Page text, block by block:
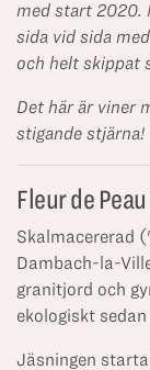
med start 2020.
sida vid sida
och helt skippat
Det här är viner
stigande stjärna!
Fleur de Peau
Skalmacererad
Dambach-la-
granitjord och
ekologiskt sedan
Jäsningen